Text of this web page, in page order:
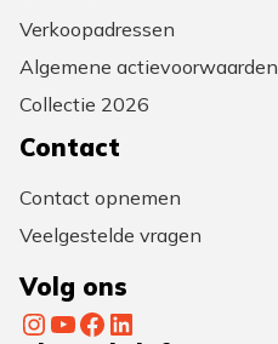
Verkoopadressen
Algemene actievoorwaarden
Collectie 2026
Contact
Contact opnemen
Veelgestelde vragen
Volg ons
InstagramYouTube Facebook LinkedIn